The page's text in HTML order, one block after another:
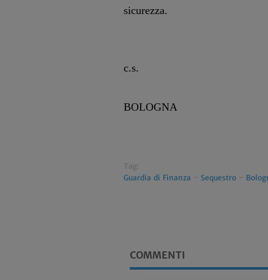
sicurezza.
c.s.
BOLOGNA
Tag:
Guardia di Finanza - Sequestro -
COMMENTI